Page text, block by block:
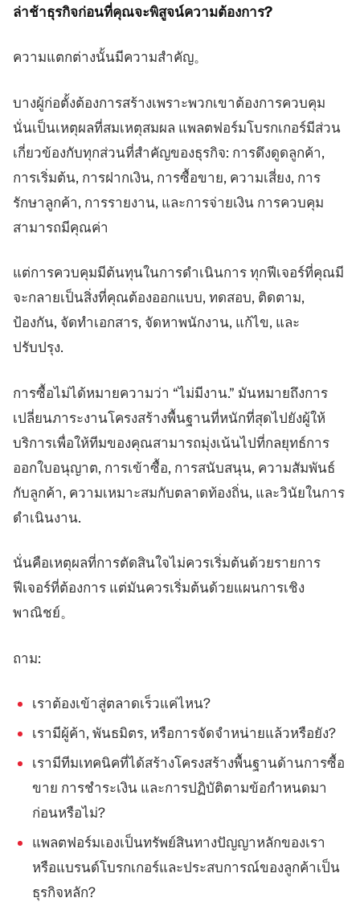
ล่าช้าธุรกิจก่อนที่คุณจะพิสูจน์ความต้องการ?
ความแตกต่างนั้นมีความสำคัญ。
บางผู้ก่อตั้งต้องการสร้างเพราะพวกเขาต้องการควบคุม
นั่นเป็นเหตุผลที่สมเหตุสมผล แพลตฟอร์มโบรกเกอร์มีส่วน
เกี่ยวข้องกับทุกส่วนที่สำคัญของธุรกิจ: การดึงดูดลูกค้า,
การเริ่มต้น, การฝากเงิน, การซื้อขาย, ความเสี่ยง, การ
รักษาลูกค้า, การรายงาน, และการจ่ายเงิน การควบคุม
สามารถมีคุณค่า
แต่การควบคุมมีต้นทุนในการดำเนินการ ทุกฟีเจอร์ที่คุณมี
จะกลายเป็นสิ่งที่คุณต้องออกแบบ, ทดสอบ, ติดตาม,
ป้องกัน, จัดทำเอกสาร, จัดหาพนักงาน, แก้ไข, และ
ปรับปรุง.
การซื้อไม่ได้หมายความว่า “ไม่มีงาน.” มันหมายถึงการ
เปลี่ยนภาระงานโครงสร้างพื้นฐานที่หนักที่สุดไปยังผู้ให้
บริการเพื่อให้ทีมของคุณสามารถมุ่งเน้นไปที่กลยุทธ์การ
ออกใบอนุญาต, การเข้าซื้อ, การสนับสนุน, ความสัมพันธ์
กับลูกค้า, ความเหมาะสมกับตลาดท้องถิ่น, และวินัยในการ
ดำเนินงาน.
นั่นคือเหตุผลที่การตัดสินใจไม่ควรเริ่มต้นด้วยรายการ
ฟีเจอร์ที่ต้องการ แต่มันควรเริ่มต้นด้วยแผนการเชิง
พาณิชย์。
ถาม:
เราต้องเข้าสู่ตลาดเร็วแค่ไหน?
เรามีผู้ค้า, พันธมิตร, หรือการจัดจำหน่ายแล้วหรือยัง?
เรามีทีมเทคนิคที่ได้สร้างโครงสร้างพื้นฐานด้านการซื้อ
ขาย การชำระเงิน และการปฏิบัติตามข้อกำหนดมา
ก่อนหรือไม่?
แพลตฟอร์มเองเป็นทรัพย์สินทางปัญญาหลักของเรา
หรือแบรนด์โบรกเกอร์และประสบการณ์ของลูกค้าเป็น
ธุรกิจหลัก?